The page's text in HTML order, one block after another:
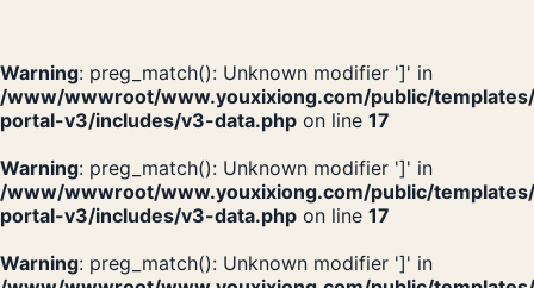
Warning: preg_match(): Unknown modifier ']' in
/www/wwwroot/www.youxixiong.com/public/
portal-v3/includes/v3-data.php on line 17
Warning: preg_match(): Unknown modifier ']' in
/www/wwwroot/www.youxixiong.com/public/
portal-v3/includes/v3-data.php on line 17
Warning: preg_match(): Unknown modifier ']' in